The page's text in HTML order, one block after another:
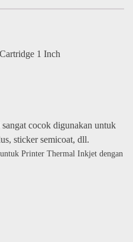
1 Inch
cocok digunakan untuk
sticker semicoat, dll.
Printer Thermal Inkjet dengan